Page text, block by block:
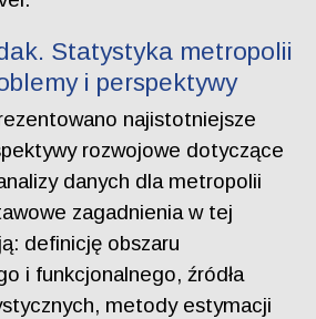
Statystyka metropolii
i perspektywy
najistotniejsze
rozwojowe dotyczące
danych dla metropolii
zagadnienia w tej
definicję obszaru
i funkcjonalnego, źródła
metody estymacji